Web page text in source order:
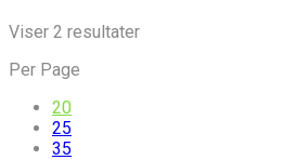
Viser 2 resultaterSorteret
Per Page
20
25
35